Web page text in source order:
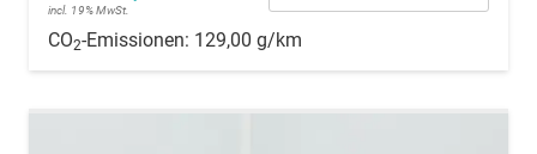
incl. 19% MwSt.
CO2-Emissionen: 129,00 g/km